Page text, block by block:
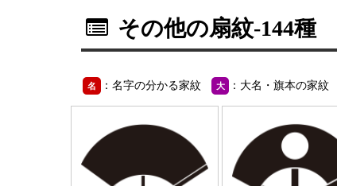
その他の扇紋-144種
名 ：名字の分かる家紋 大 ：大名・旗本の家紋